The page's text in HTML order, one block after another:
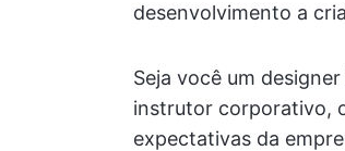
desenvolvimento a
Seja você um
instrutor corporativo,
expectativas da